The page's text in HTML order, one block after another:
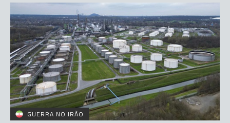
GUERRA NO IRÃO